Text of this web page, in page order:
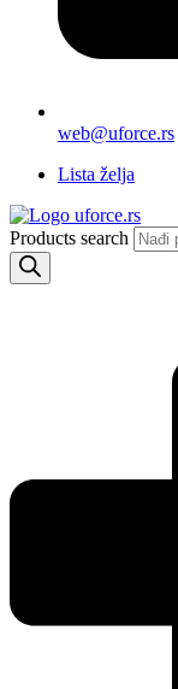
web@uforce.rs
Lista želja
Products search